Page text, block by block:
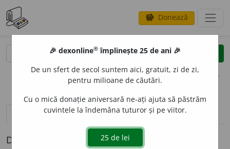
savings Donează
clear
opțiuni
definiții (1) pronunțievolume_up (50)
Definiția cu ID-ul 930703:
🎉 dexonline® împlinește 25 de ani 🎉
De un sfert de secol suntem aici, gratuit, zi de zi,
pentru milioane de căutări.
Cu o mică donație aniversară ne-ați ajuta să păstrăm
cuvintele la îndemâna tuturor și pe viitor.